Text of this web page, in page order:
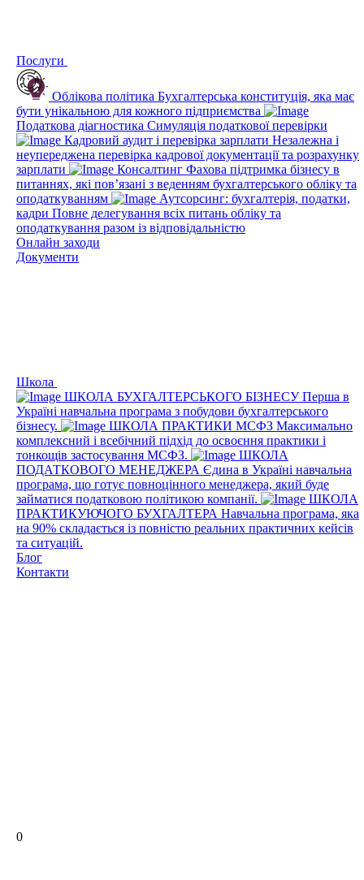
Послуги
Облікова політика Бухгалтерська конституція, яка має
бути унікальною для кожного підприємства
Податкова діагностика Симуляція податкової перевірки
Кадровий аудит і перевірка зарплати Незалежна і
неупереджена перевірка кадрової документації та розрахунку
зарплати
Консалтинг Фахова підтримка бізнесу в
питаннях, які пов’язані з веденням бухгалтерського обліку та
оподаткуванням
Аутсорсинг: бухгалтерія, податки,
кадри Повне делегування всіх питань обліку та
оподаткування разом із відповідальністю
Онлайн заходи
Документи
Школа
ШКОЛА БУХГАЛТЕРСЬКОГО БІЗНЕСУПерша в
Україні навчальна програма з побудови бухгалтерського
бізнесу.
ШКОЛА ПРАКТИКИ МСФЗ Максимально
комплексний і всебічний підхід до освоєння практики і
тонкощів застосування МСФЗ.
ШКОЛА
ПОДАТКОВОГО МЕНЕДЖЕРА Єдина в Україні навчальна
програма, що готує повноцінного менеджера, який буде
займатися податковою політикою компанії.
ШКОЛА
ПРАКТИКУЮЧОГО БУХГАЛТЕРА Навчальна програма, яка
на 90% складається із повністю реальних практичних кейсів
та ситуацій.
Блог
Контакти
0